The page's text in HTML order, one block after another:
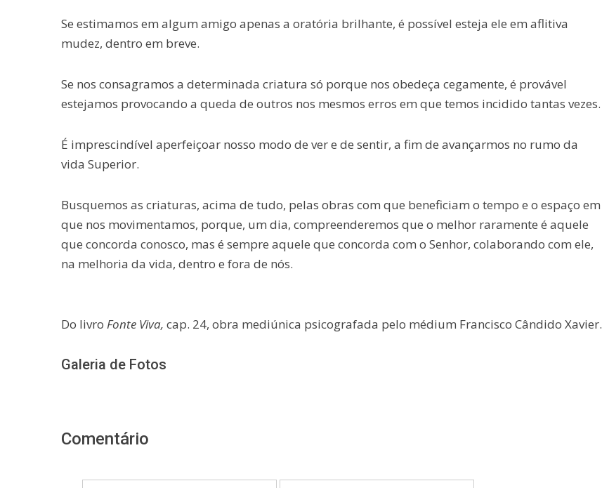
Se estimamos em algum amigo apenas a oratória brilhante, é possível esteja ele em aflitiva
mudez, dentro em breve.
Se nos consagramos a determinada criatura só porque nos obedeça cegamente, é provável
estejamos provocando a queda de outros nos mesmos erros em que temos incidido tantas vezes.
É imprescindível aperfeiçoar nosso modo de ver e de sentir, a fim de avançarmos no rumo da
vida Superior.
Busquemos as criaturas, acima de tudo, pelas obras com que beneficiam o tempo e o espaço em
que nos movimentamos, porque, um dia, compreenderemos que o melhor raramente é aquele
que concorda conosco, mas é sempre aquele que concorda com o Senhor, colaborando com ele,
na melhoria da vida, dentro e fora de nós.
Do livro Fonte Viva, cap. 24, obra mediúnica psicografada pelo médium Francisco Cândido Xavier.
Galeria de Fotos
Comentário